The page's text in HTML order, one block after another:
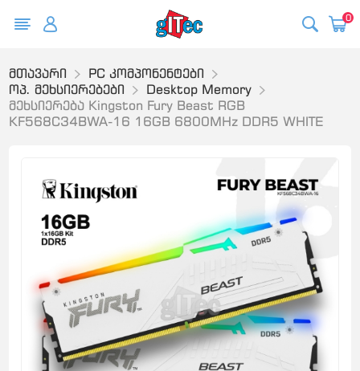
0
მთავარი
PC კომპონენტები
ოპ. მეხსიერებები
Desktop Memory
მეხსიერება Kingston Fury Beast RGB
KF568C34BWA-16 16GB 6800MHz DDR5 WHITE